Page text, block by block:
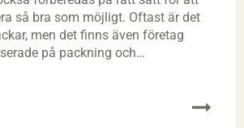
så bra som möjligt. Oftast är det
men det finns även företag
på packning och